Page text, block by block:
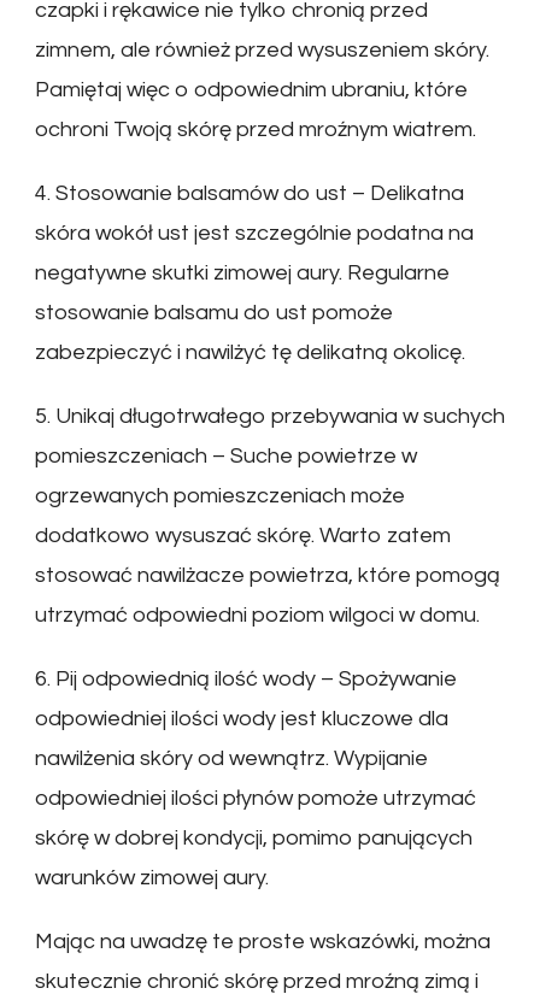
czapki i rękawice nie tylko chronią przed
zimnem, ale również przed wysuszeniem skóry.
Pamiętaj więc o odpowiednim ubraniu, które
ochroni Twoją skórę przed mroźnym wiatrem.
4. Stosowanie balsamów do ust – Delikatna
skóra wokół ust jest szczególnie podatna na
negatywne skutki zimowej aury. Regularne
stosowanie balsamu do ust pomoże
zabezpieczyć i nawilżyć tę delikatną okolicę.
5. Unikaj długotrwałego przebywania w suchych
pomieszczeniach – Suche powietrze w
ogrzewanych pomieszczeniach może
dodatkowo wysuszać skórę. Warto zatem
stosować nawilżacze powietrza, które pomogą
utrzymać odpowiedni poziom wilgoci w domu.
6. Pij odpowiednią ilość wody – Spożywanie
odpowiedniej ilości wody jest kluczowe dla
nawilżenia skóry od wewnątrz. Wypijanie
odpowiedniej ilości płynów pomoże utrzymać
skórę w dobrej kondycji, pomimo panujących
warunków zimowej aury.
Mając na uwadzę te proste wskazówki, można
skutecznie chronić skórę przed mroźną zimą i